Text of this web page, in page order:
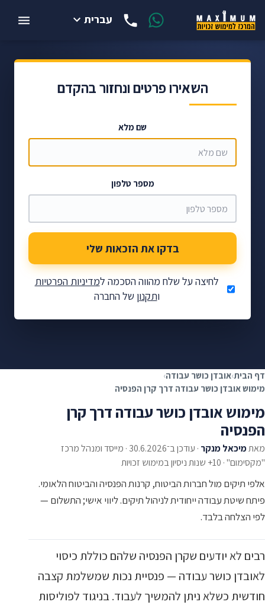
עברית
השאירו פרטים ונחזור בהקדם
שם מלא
מספר טלפון
בדקו את הזכאות שלי
לחיצה על שלח מהווה הסכמה למדיניות הפרטיות
ותקנון של החברה
מגיע לכם כסף — בואו
✓ ללא תשלום מראש
✓ אלפי לקוחות מרוצים
דף הבית›אובדן כושר עבודה›
מימוש אובדן כושר עבודה דרך קרן הפנסיה
מימוש אובדן כושר עבודה דרך קרן
הפנסיה
מאתמיכאל מנקר · עודכן ב־30.6.2026 · מייסד ומנהל מרכז
"מקסימום" · 10+ שנות ניסיון במימוש זכויות
אלפי תיקים מול חברות הביטוח, קרנות הפנסיה והביטוח הלאומי.
פיתח שיטת עבודה ייחודית לניהול תיקים. ליווי אישי; התשלום —
לפי הצלחה בלבד.
רבים לא יודעים שקרן הפנסיה שלהם כוללת כיסוי
לאובדן כושר עבודה — פנסיית נכות שמשלמת קצבה
חודשית כשלא ניתן להמשיך לעבוד. בניגוד לפוליסות